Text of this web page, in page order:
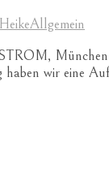
HeikeAllgemein
haben wir eine